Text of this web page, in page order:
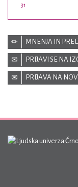
31
MNENJA IN
PRIJAVI SE NA
PRIJAVA NA